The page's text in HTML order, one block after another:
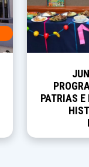
PATRIAS